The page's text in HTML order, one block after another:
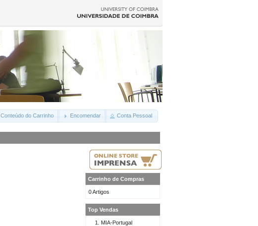
Conteúdo do Carrinho Encomendar Conta Pessoal
Carrinho de Compras
0 Artigos
Top Vendas
MIA-Portugal